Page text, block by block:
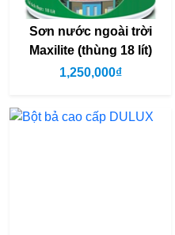
Sơn nước ngoài trời
Maxilite (thùng 18 lít)
1,250,000₫